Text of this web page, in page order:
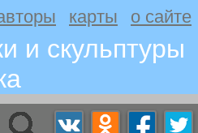
карты о сайте
и скульптуры